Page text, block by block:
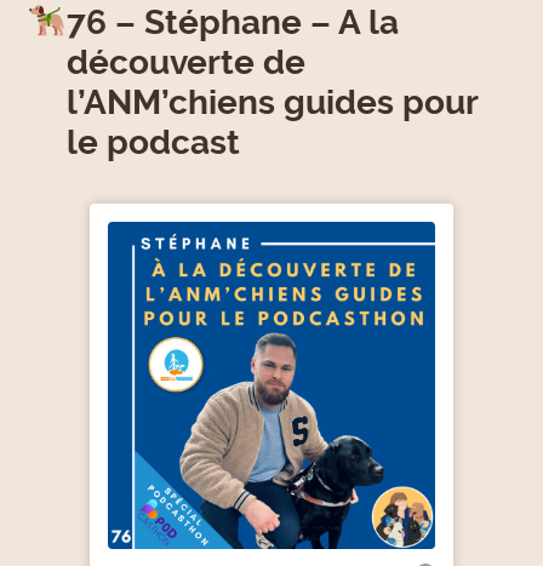
76 – Stéphane – A la
découverte de
l’ANM’chiens guides pour
le podcast